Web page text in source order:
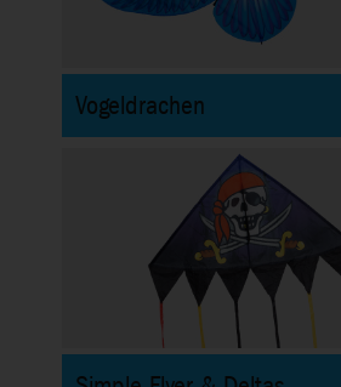
Vogeldrachen